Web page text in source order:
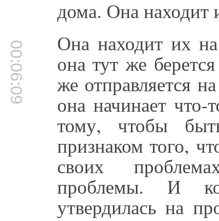
дома. Она находит
00:06:09 Она находит их
она тут же
же отправляется
она начинает что-
тому, чтобы
признаком того,
своих
проблемы. И
утвердилась на